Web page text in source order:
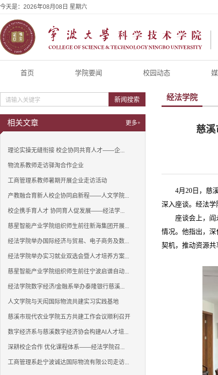
今天是： 2026年08月08日 星期六
首页 学院要闻 校园动态
新闻搜索
相关文章 更多+
理论实操无缝衔接 校企协同共育人才——企...
物流系教师走访驿淘合作企业
工商管理系教师暑期开展企业走访活动
产教融合育新人校企协同启新程——人文学院...
校企携手育人才 协同育人促发展——经法学...
慈星智能产业学院组织师生前往新海集团开展...
经法学院举办国际经济与贸易、电子商务及数...
经法学院举办实习就业双选会暨人才培养方案...
慈星智能产业学院组织师生前往宁波启谱自动...
经法学院数字经济/金融系举办泰隆银行慈溪...
人文学院与天闳国际物流共建实习实践基地
慈溪市现代农业学院五方共建工作会议顺利召开
数字经济系与慈溪数字经济协会构建AI人才培...
深耕校企合作 优化课程体系——经法学院召...
工商管理系赴宁波诚达国际物流有限公司走访...
经法学院
慈
4月20日，慈
深入座谈。经法
座谈会上，
情况。他指出，
契机，推动资源